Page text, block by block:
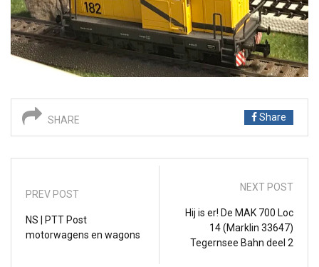
SHARE Share
PREV POST
NS | PTT Post
motorwagens en wagons
NEXT POST
Hij is er! De MAK 700 Loc
14 (Marklin 33647)
Tegernsee Bahn deel 2